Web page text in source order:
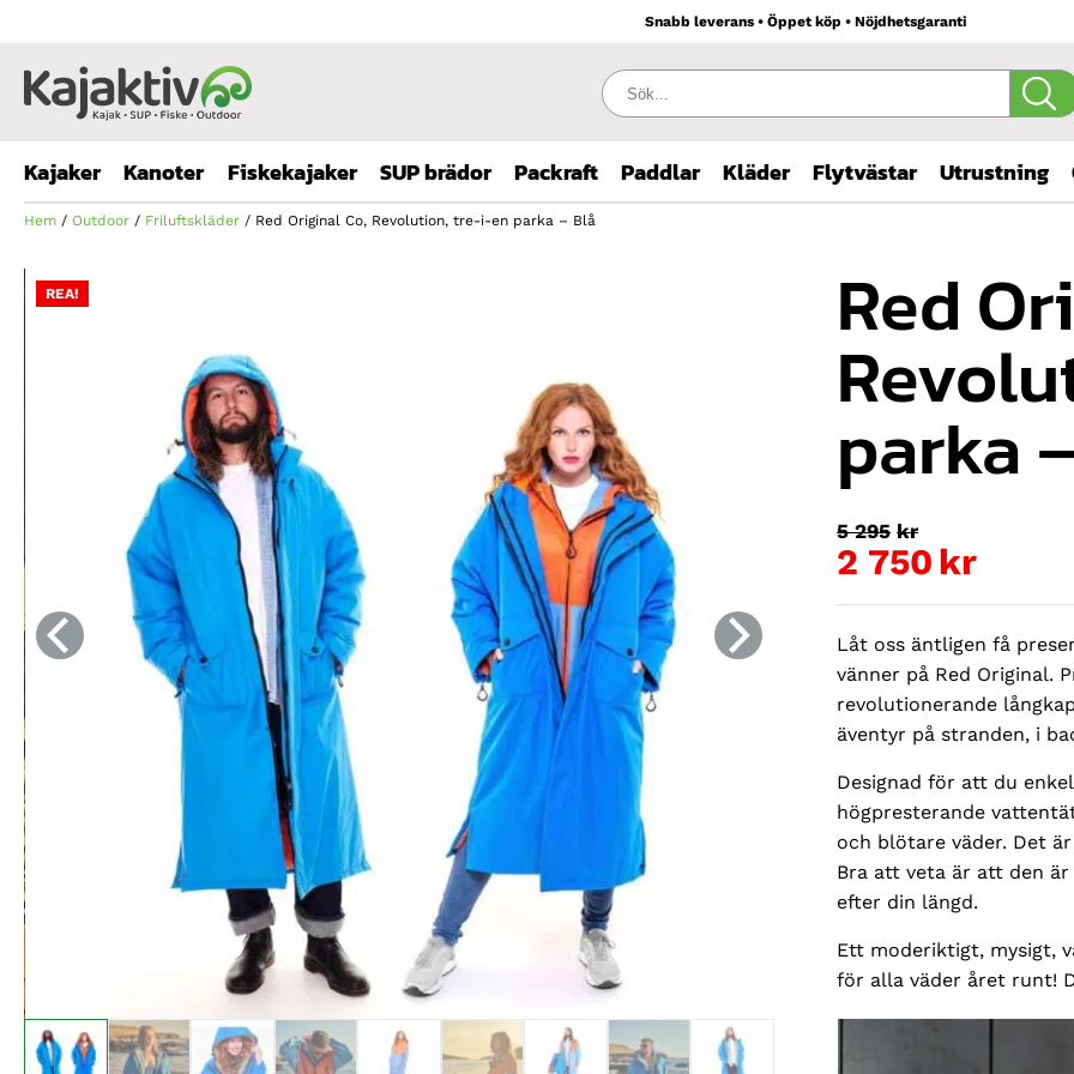
Snabb leverans • Öppet köp • Nöjdhetsgaranti
Sök:
Kajaker Kanoter Fiskekajaker SUP brädor Packraft Paddlar Kläder Flytvästar Utrustning
Hem / Outdoor / Friluftskläder / Red Original Co, Revolution, tre-i-en parka – Blå
REA! Red
parka
5 295 krDet
priset
var:
5
295kr.
2 750 kr
Det
nuvarande
priset
är:
2
750kr.
Låt oss äntligen få
vänner på Red Original.
revolutionerande
äventyr på stranden, i
Designad för att du
högpresterande
och blötare väder. Det
Bra att veta är att den är
efter din längd.
Ett moderiktigt, mysigt,
för alla väder året runt!